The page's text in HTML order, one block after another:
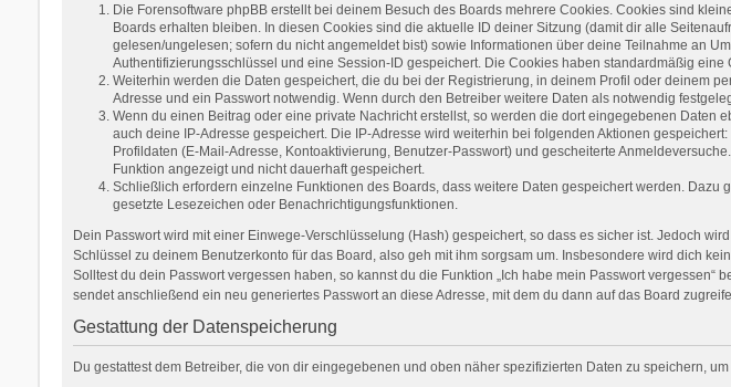
Die Forensoftware phpBB erstellt bei deinem Besuch des Boards mehrere Cookies. Cookies sind
Boards erhalten bleiben. In diesen Cookies sind die aktuelle ID deiner Sitzung (damit dir alle
gelesen/ungelesen; sofern du nicht angemeldet bist) sowie Informationen über deine Teilnahme an
Authentifizierungsschlüssel und eine Session-ID gespeichert. Die Cookies haben standardmäßig
Weiterhin werden die Daten gespeichert, die du bei der Registrierung, in deinem Profil oder deinem
Adresse und ein Passwort notwendig. Wenn durch den Betreiber weitere Daten als notwendig
Wenn du einen Beitrag oder eine private Nachricht erstellst, so werden die dort eingegebenen
auch deine IP-Adresse gespeichert. Die IP-Adresse wird weiterhin bei folgenden Aktionen
Profildaten (E-Mail-Adresse, Kontoaktivierung, Benutzer-Passwort) und gescheiterte
Funktion angezeigt und nicht dauerhaft gespeichert.
Schließlich erfordern einzelne Funktionen des Boards, dass weitere Daten gespeichert werden.
gesetzte Lesezeichen oder Benachrichtigungsfunktionen.
Dein Passwort wird mit einer Einwege-Verschlüsselung (Hash) gespeichert, so dass es sicher ist. Jedoch
Schlüssel zu deinem Benutzerkonto für das Board, also geh mit ihm sorgsam um. Insbesondere wird dich
Solltest du dein Passwort vergessen haben, so kannst du die Funktion „Ich habe mein Passwort
sendet anschließend ein neu generiertes Passwort an diese Adresse, mit dem du dann auf das Board
Gestattung der Datenspeicherung
Du gestattest dem Betreiber, die von dir eingegebenen und oben näher spezifizierten Daten zu speichern,